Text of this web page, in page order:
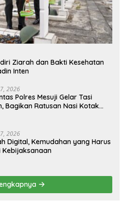
Ziarah dan Bakti Kesehatan
Inten
2026
Polres Mesuji Gelar Tasi
Bagikan Ratusan Nasi Kotak
2026
Digital, Kemudahan yang Harus
Kebijaksanaan